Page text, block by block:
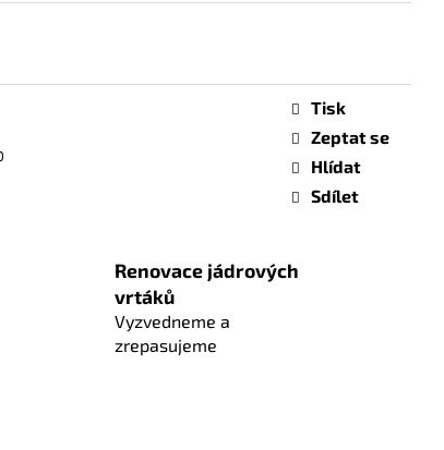
Tisk
Zeptat se
Hlídat
Sdílet
Renovace jádrových
vrtáků
Vyzvedneme a
zrepasujeme